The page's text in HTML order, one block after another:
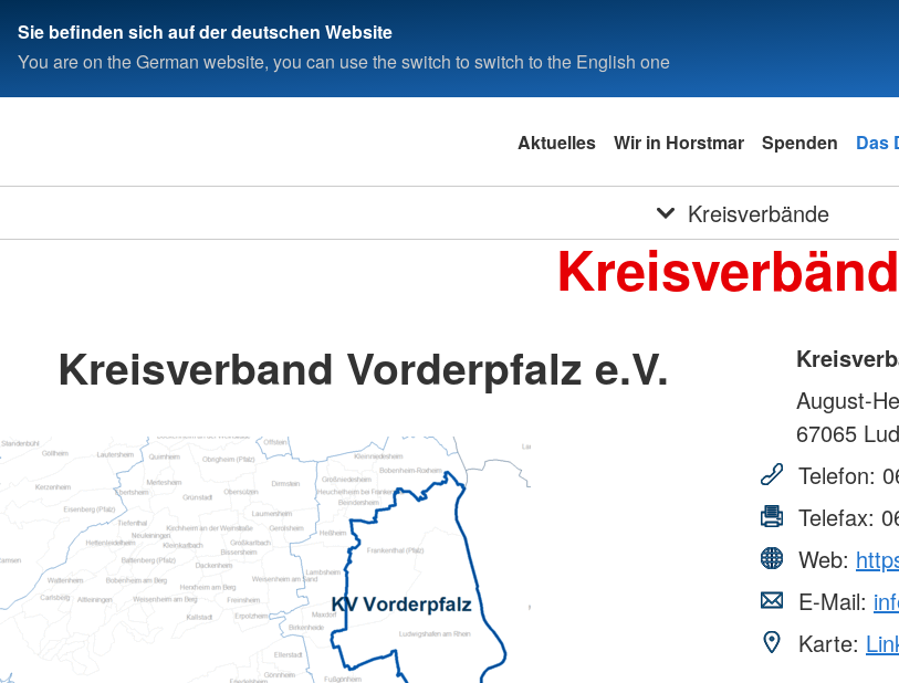
Sie befinden sich auf der deutschen Website
You are on the German website, you can use the switch to switch to the English one
Aktuelles Wir in Horstmar Spenden Das
Kreisverbände
Kreisverband Vorderpfalz e.V.
August-
67065
Telefon:
Telefax:
Web:
E-Mail:
Karte: